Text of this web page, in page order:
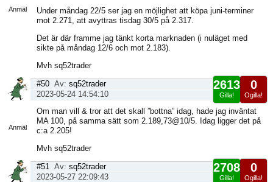
Anmäl
Under måndag 22/5 ser jag en möjlighet att köpa juni-terminer
mot 2.271, att avyttras tisdag 30/5 på 2.317.
Det är där framme jag tänkt korta marknaden (i nuläget med
sikte på måndag 12/6 och mot 2.183).
Mvh sq52trader
Anmäl
0
Ogilla!
2613
Gilla!
#50 Av: sq52trader
2023-05-24 14:54:10
Om man vill & tror att det skall ”bottna” idag, hade jag inväntat
MA 100, på samma sätt som 2.189,73@10/5. Idag ligger det på
c:a 2.205!
Mvh sq52trader
0
Ogilla!
2708
Gilla!
#51 Av: sq52trader
2023-05-27 22:09:43